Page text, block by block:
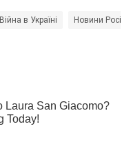
Війна в Україні Новини Росії